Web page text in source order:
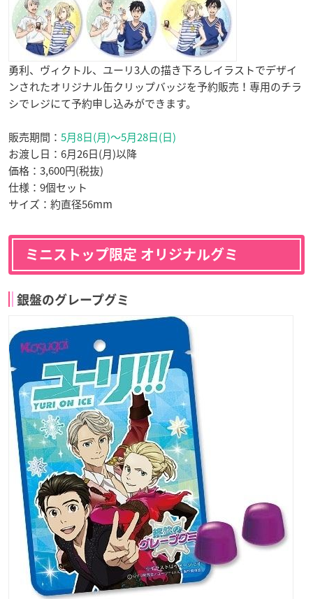
勇利、ヴィクトル、ユーリ3人の描き下ろしイラストでデザイ
ンされたオリジナル缶クリップバッジを予約販売！専用のチラ
シでレジにて予約申し込みができます。
販売期間： 5月8日(月)〜5月28日(日)
お渡し日：6月26日(月)以降
価格：3,600円(税抜)
仕様：9個セット
サイズ：約直径56mm
ミニストップ限定 オリジナルグミ
銀盤のグレープグミ